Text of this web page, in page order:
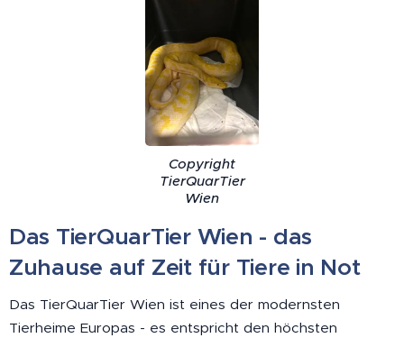
Copyright
TierQuarTier
Wien
Das TierQuarTier Wien - das
Zuhause auf Zeit für Tiere in Not
Das TierQuarTier Wien ist eines der modernsten
Tierheime Europas - es entspricht den höchsten